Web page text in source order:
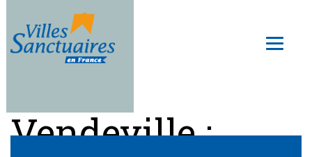
main
Vendeville :